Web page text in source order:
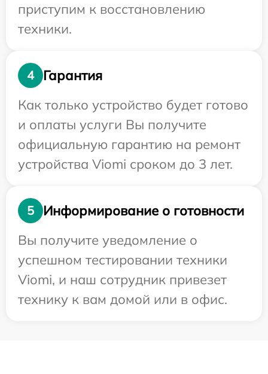
приступим к восстановлению
техники.
4
Гарантия
Как только устройство будет готово
и оплаты услуги Вы получите
официальную гарантию на ремонт
устройства Viomi сроком до 3 лет.
5
Информирование о готовности
Вы получите уведомление о
успешном тестировании техники
Viomi, и наш сотрудник привезет
технику к вам домой или в офис.